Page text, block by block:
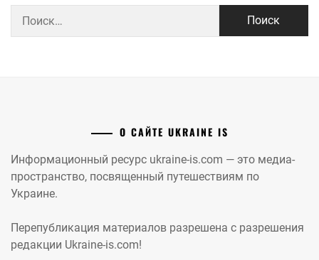
О САЙТЕ UKRAINE IS
Информационный ресурс ukraine-is.com — это медиа-
пространство, посвященный путешествиям по
Украине.
Перепубликация материалов разрешена с разрешения
редакции Ukraine-is.com!